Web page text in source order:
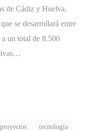
de Cádiz y Huelva,
se desarrollará entre
un total de 8.500
proyectos tecnología